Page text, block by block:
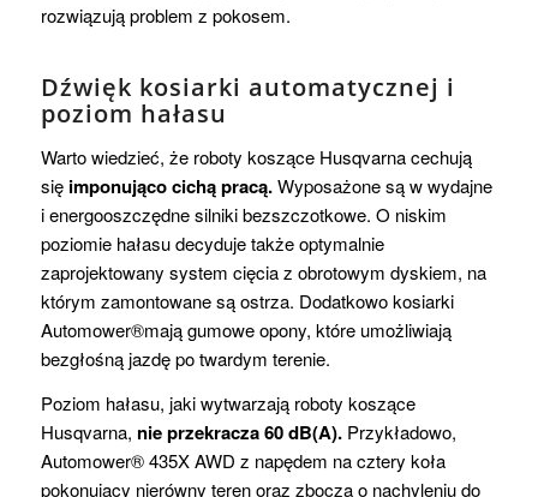
rozwiązują problem z pokosem.
Dźwięk kosiarki automatycznej i
poziom hałasu
Warto wiedzieć, że roboty koszące Husqvarna cechują
się imponująco cichą pracą.Wyposażone są w wydajne
i energooszczędne silniki bezszczotkowe. O niskim
poziomie hałasu decyduje także optymalnie
zaprojektowany system cięcia z obrotowym dyskiem, na
którym zamontowane są ostrza. Dodatkowo kosiarki
Automower®mają gumowe opony, które umożliwiają
bezgłośną jazdę po twardym terenie.
Poziom hałasu, jaki wytwarzają roboty koszące
Husqvarna, nie przekracza 60 dB(A).Przykładowo,
Automower® 435X AWD z napędem na cztery koła
pokonujący nierówny teren oraz zbocza o nachyleniu do